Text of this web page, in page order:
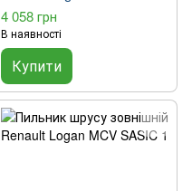
4 058 грн
В наявності
Купити